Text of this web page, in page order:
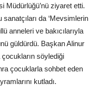
Müdürlüğü’nü ziyaret etti.
da ‘Mevsimlerin
anneleri ve bakıcılarıyla
güldürdü. Başkan Alinur
söylediği
çocuklarla sohbet eden
kutladı.